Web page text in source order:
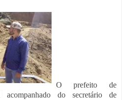
O prefeito de
acompanhado do secretário de